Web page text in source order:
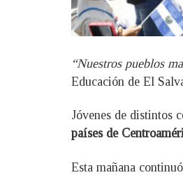
“Nuestros pueblos
Educación de El
Jóvenes de distintos
países de
Esta mañana